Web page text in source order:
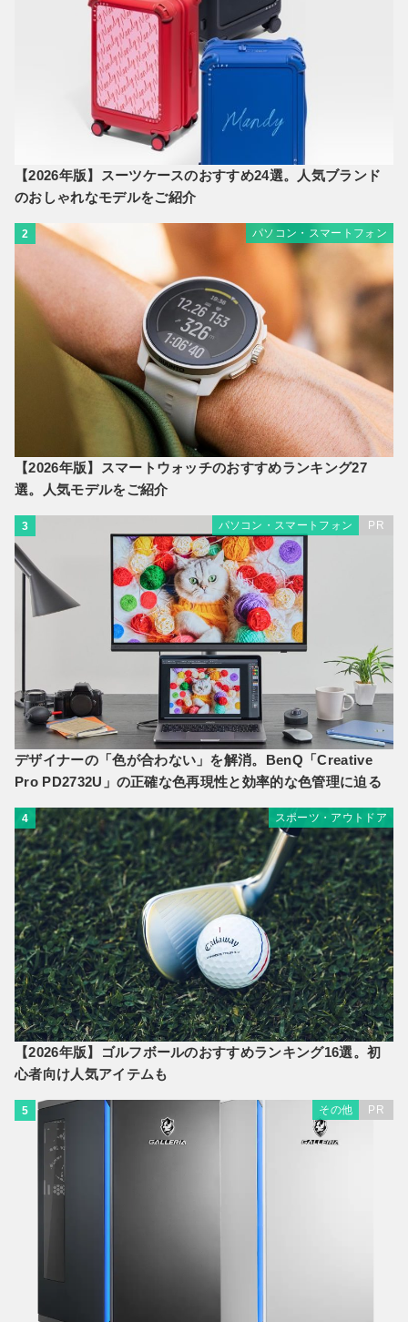
【2026年版】スーツケースのおすすめ24選。人気ブランド
のおしゃれなモデルをご紹介
2 パソコン・スマートフォン
【2026年版】スマートウォッチのおすすめランキング27
選。人気モデルをご紹介
3 パソコン・スマートフォン PR
デザイナーの「色が合わない」を解消。BenQ「Creative
Pro PD2732U」の正確な色再現性と効率的な色管理に迫る
4 スポーツ・アウトドア
【2026年版】ゴルフボールのおすすめランキング16選。初
心者向け人気アイテムも
5 その他 PR